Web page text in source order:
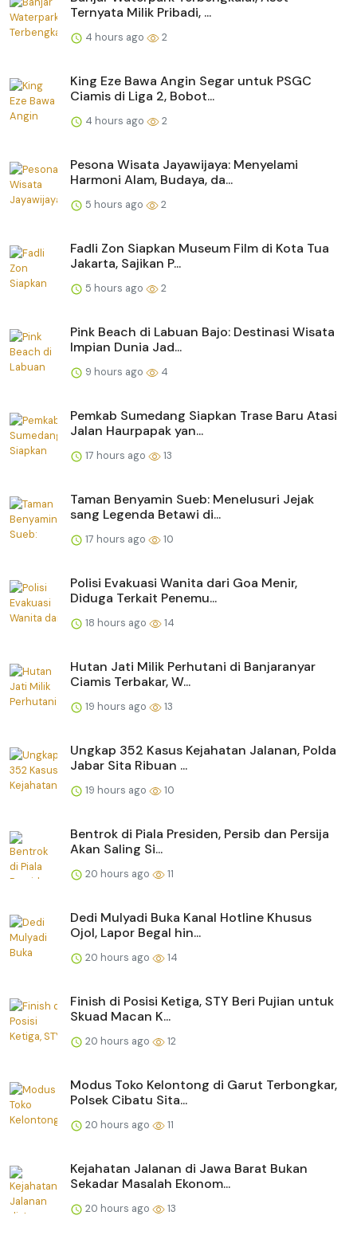
Ternyata Milik Pribadi, ...
4 hours ago 2
King Eze Bawa Angin Segar untuk PSGC
Ciamis di Liga 2, Bobot...
4 hours ago 2
Pesona Wisata Jayawijaya: Menyelami
Harmoni Alam, Budaya, da...
5 hours ago 2
Fadli Zon Siapkan Museum Film di Kota Tua
Jakarta, Sajikan P...
5 hours ago 2
Pink Beach di Labuan Bajo: Destinasi Wisata
Impian Dunia Jad...
9 hours ago 4
Pemkab Sumedang Siapkan Trase Baru Atasi
Jalan Haurpapak yan...
17 hours ago 13
Taman Benyamin Sueb: Menelusuri Jejak
sang Legenda Betawi di...
17 hours ago 10
Polisi Evakuasi Wanita dari Goa Menir,
Diduga Terkait Penemu...
18 hours ago 14
Hutan Jati Milik Perhutani di Banjaranyar
Ciamis Terbakar, W...
19 hours ago 13
Ungkap 352 Kasus Kejahatan Jalanan, Polda
Jabar Sita Ribuan ...
19 hours ago 10
Bentrok di Piala Presiden, Persib dan Persija
Akan Saling Si...
20 hours ago 11
Dedi Mulyadi Buka Kanal Hotline Khusus
Ojol, Lapor Begal hin...
20 hours ago 14
Finish di Posisi Ketiga, STY Beri Pujian untuk
Skuad Macan K...
20 hours ago 12
Modus Toko Kelontong di Garut Terbongkar,
Polsek Cibatu Sita...
20 hours ago 11
Kejahatan Jalanan di Jawa Barat Bukan
Sekadar Masalah Ekonom...
20 hours ago 13